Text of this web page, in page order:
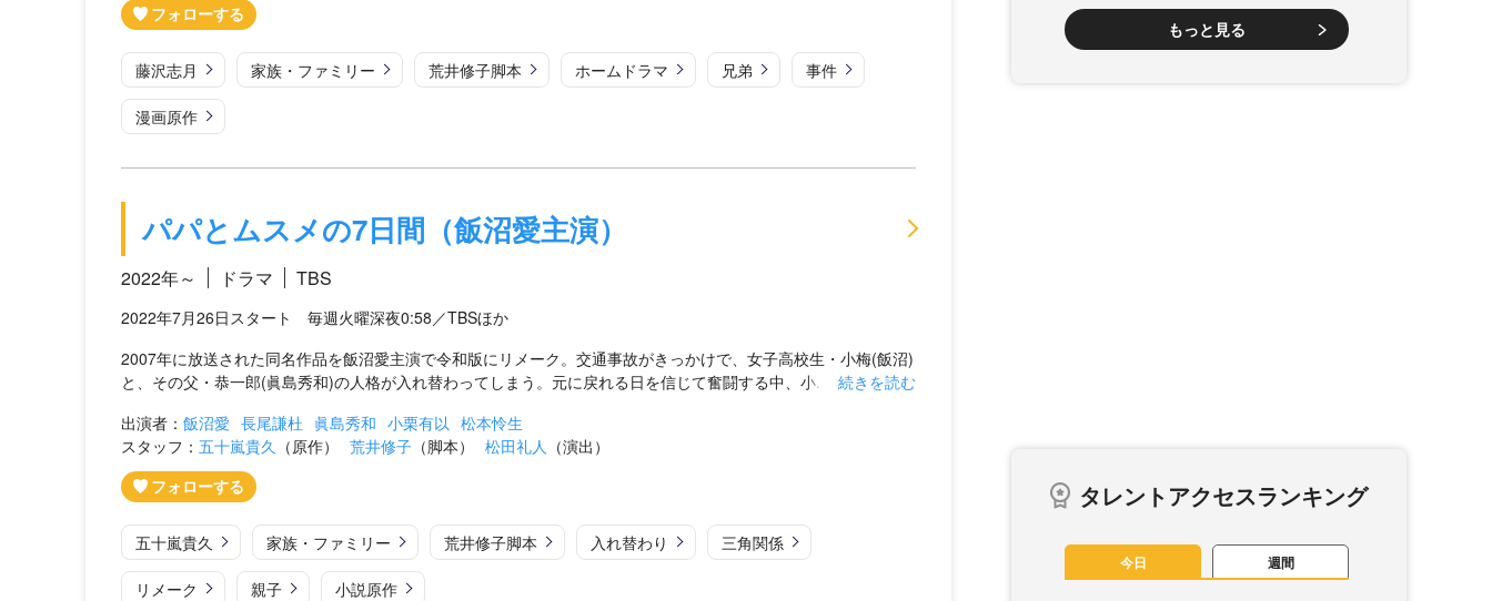
藤沢志月 家族・ファミリー 荒井修子脚本 ホームドラマ 兄弟 事件
漫画原作
パパとムスメの7日間（飯沼愛主演）
2022年～ ドラマ TBS
2022年7月26日スタート 毎週火曜深夜0:58／TBSほか
2007年に放送された同名作品を飯沼愛主演で令和版にリメーク。交通事故がきっかけで、女子高校生・小梅(飯沼)
と、その父・恭一郎(眞島秀和)の人格が入れ替わってしまう。元に戻れる日を信じて奮闘する中、小...
続きを読む
出演者： 飯沼愛 長尾謙杜 眞島秀和 小栗有以 松本怜生
スタッフ： 五十嵐貴久 （原作） 荒井修子 （脚本） 松田礼人 （演出）
五十嵐貴久 家族・ファミリー 荒井修子脚本 入れ替わり 三角関係
リメーク 親子 小説原作
もっと見る
タレントアクセスランキング
今日 週間